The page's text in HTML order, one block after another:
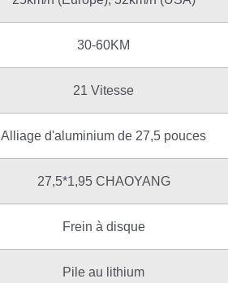
30-60KM
21 Vitesse
Alliage d'aluminium de 27,5 pouces
27,5*1,95 CHAOYANG
Frein à disque
Pile au lithium